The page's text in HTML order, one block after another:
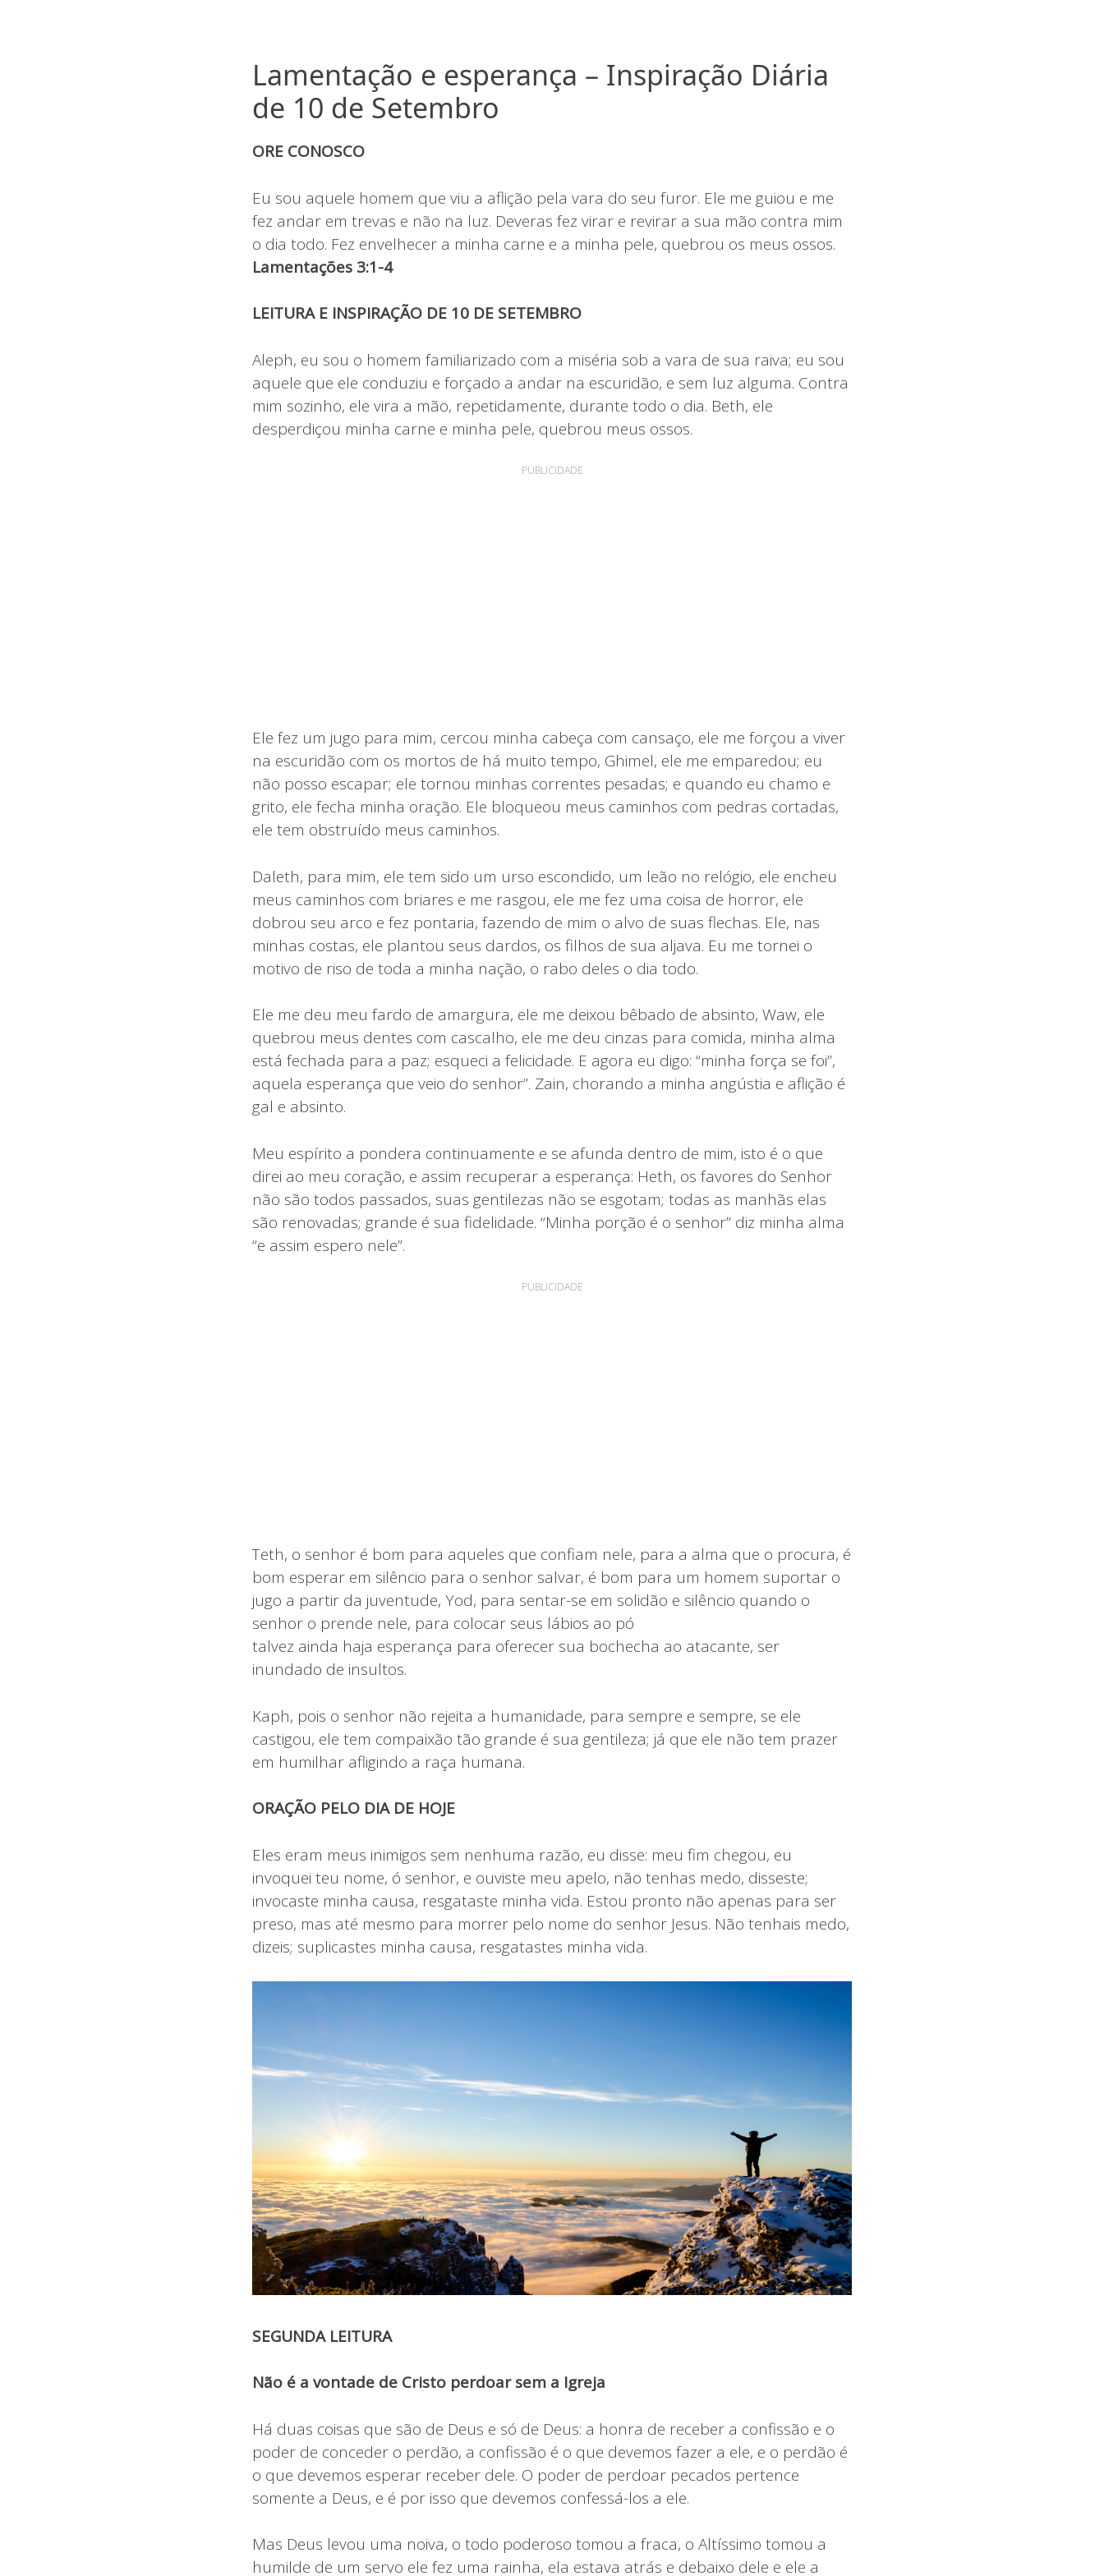
Lamentação e esperança – Inspiração Diária
de 10 de Setembro
ORE CONOSCO
Eu sou aquele homem que viu a aflição pela vara do seu furor. Ele me guiou e me
fez andar em trevas e não na luz. Deveras fez virar e revirar a sua mão contra mim
o dia todo. Fez envelhecer a minha carne e a minha pele, quebrou os meus ossos.
Lamentações 3:1-4
LEITURA E INSPIRAÇÃO DE 10 DE SETEMBRO
Aleph, eu sou o homem familiarizado com a miséria sob a vara de sua raiva; eu sou
aquele que ele conduziu e forçado a andar na escuridão, e sem luz alguma. Contra
mim sozinho, ele vira a mão, repetidamente, durante todo o dia. Beth, ele
desperdiçou minha carne e minha pele, quebrou meus ossos.
PUBLICIDADE
Ele fez um jugo para mim, cercou minha cabeça com cansaço, ele me forçou a viver
na escuridão com os mortos de há muito tempo, Ghimel, ele me emparedou; eu
não posso escapar; ele tornou minhas correntes pesadas; e quando eu chamo e
grito, ele fecha minha oração. Ele bloqueou meus caminhos com pedras cortadas,
ele tem obstruído meus caminhos.
Daleth, para mim, ele tem sido um urso escondido, um leão no relógio, ele encheu
meus caminhos com briares e me rasgou, ele me fez uma coisa de horror, ele
dobrou seu arco e fez pontaria, fazendo de mim o alvo de suas flechas. Ele, nas
minhas costas, ele plantou seus dardos, os filhos de sua aljava. Eu me tornei o
motivo de riso de toda a minha nação, o rabo deles o dia todo.
Ele me deu meu fardo de amargura, ele me deixou bêbado de absinto, Waw, ele
quebrou meus dentes com cascalho, ele me deu cinzas para comida, minha alma
está fechada para a paz; esqueci a felicidade. E agora eu digo: “minha força se foi”,
aquela esperança que veio do senhor”. Zain, chorando a minha angústia e aflição é
gal e absinto.
Meu espírito a pondera continuamente e se afunda dentro de mim, isto é o que
direi ao meu coração, e assim recuperar a esperança: Heth, os favores do Senhor
não são todos passados, suas gentilezas não se esgotam; todas as manhãs elas
são renovadas; grande é sua fidelidade. “Minha porção é o senhor” diz minha alma
“e assim espero nele”.
PUBLICIDADE
Teth, o senhor é bom para aqueles que confiam nele, para a alma que o procura, é
bom esperar em silêncio para o senhor salvar, é bom para um homem suportar o
jugo a partir da juventude, Yod, para sentar-se em solidão e silêncio quando o
senhor o prende nele, para colocar seus lábios ao pó
talvez ainda haja esperança para oferecer sua bochecha ao atacante, ser
inundado de insultos.
Kaph, pois o senhor não rejeita a humanidade, para sempre e sempre, se ele
castigou, ele tem compaixão tão grande é sua gentileza; já que ele não tem prazer
em humilhar afligindo a raça humana.
ORAÇÃO PELO DIA DE HOJE
Eles eram meus inimigos sem nenhuma razão, eu disse: meu fim chegou, eu
invoquei teu nome, ó senhor, e ouviste meu apelo, não tenhas medo, disseste;
invocaste minha causa, resgataste minha vida. Estou pronto não apenas para ser
preso, mas até mesmo para morrer pelo nome do senhor Jesus. Não tenhais medo,
dizeis; suplicastes minha causa, resgatastes minha vida.
SEGUNDA LEITURA
Não é a vontade de Cristo perdoar sem a Igreja
Há duas coisas que são de Deus e só de Deus: a honra de receber a confissão e o
poder de conceder o perdão, a confissão é o que devemos fazer a ele, e o perdão é
o que devemos esperar receber dele. O poder de perdoar pecados pertence
somente a Deus, e é por isso que devemos confessá-los a ele.
Mas Deus levou uma noiva, o todo poderoso tomou a fraca, o Altíssimo tomou a
humilde de um servo ele fez uma rainha, ela estava atrás e debaixo dele e ele a